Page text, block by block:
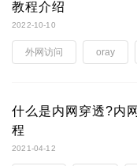
教程介绍
2022-10-10
外网访问 oray
什么是内网穿透?内
程
2021-04-12